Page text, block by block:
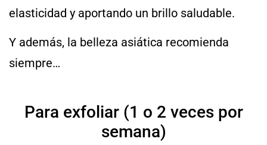
elasticidad y aportando un brillo saludable.
Y además, la belleza asiática recomienda
siempre…
Para exfoliar (1 o 2 veces por
semana)